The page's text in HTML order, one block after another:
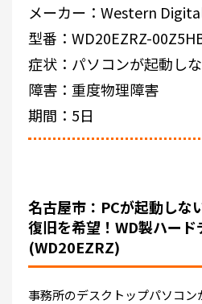
メーカー：Western
型番：WD20EZRZ-
症状：パソコンが起動し
障害：重度物理障害
期間：5日
名古屋市：PCが起動しな
復旧を希望！WD製ハード
(WD20EZRZ)
事務所のデスクトップパソコン